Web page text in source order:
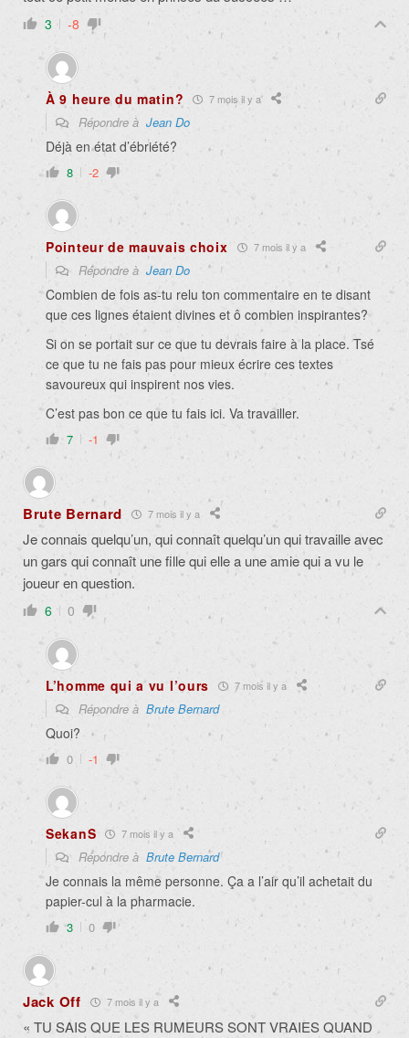
3 -8
À 9 heure du matin? 7 mois il y a
Répondre à Jean Do
Déjà en état d’ébriété?
8 -2
Pointeur de mauvais choix 7 mois il y a
Répondre à Jean Do
Combien de fois as-tu relu ton commentaire en te disant
que ces lignes étaient divines et ô combien inspirantes?
Si on se portait sur ce que tu devrais faire à la place. Tsé
ce que tu ne fais pas pour mieux écrire ces textes
savoureux qui inspirent nos vies.
C’est pas bon ce que tu fais ici. Va travailler.
7 -1
Brute Bernard 7 mois il y a
Je connais quelqu’un, qui connaît quelqu’un qui travaille avec
un gars qui connaît une fille qui elle a une amie qui a vu le
joueur en question.
6 0
L’homme qui a vu l’ours 7 mois il y a
Répondre à Brute Bernard
Quoi?
0 -1
SekanS 7 mois il y a
Répondre à Brute Bernard
Je connais la même personne. Ça a l’air qu’il achetait du
papier-cul à la pharmacie.
3 0
Jack Off 7 mois il y a
« TU SAIS QUE LES RUMEURS SONT VRAIES QUAND